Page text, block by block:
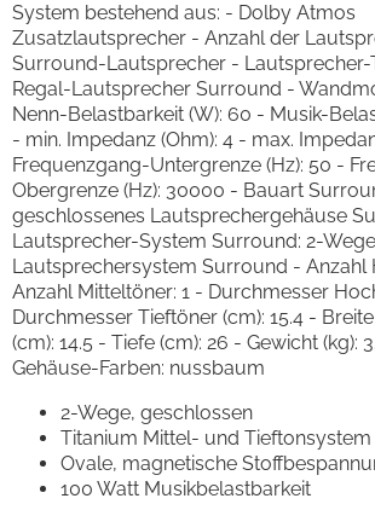
System bestehend aus: - Dolby Atmos
Zusatzlautsprecher - Anzahl der
Surround-Lautsprecher - Lautsprecher-
Regal-Lautsprecher Surround -
Nenn-Belastbarkeit (W): 60 - Musik-
- min. Impedanz (Ohm): 4 - max.
Frequenzgang-Untergrenze (Hz): 50 -
Obergrenze (Hz): 30000 - Bauart
geschlossenes Lautsprechergehäuse
Lautsprecher-System Surround: 2-
Lautsprechersystem Surround - Anzahl
Anzahl Mitteltöner: 1 - Durchmesser
Durchmesser Tieftöner (cm): 15.4 -
(cm): 14.5 - Tiefe (cm): 26 - Gewicht (kg):
Gehäuse-Farben: nussbaum
2-Wege, geschlossen
Titanium Mittel- und Tieftonsystem
Ovale, magnetische
100 Watt Musikbelastbarkeit